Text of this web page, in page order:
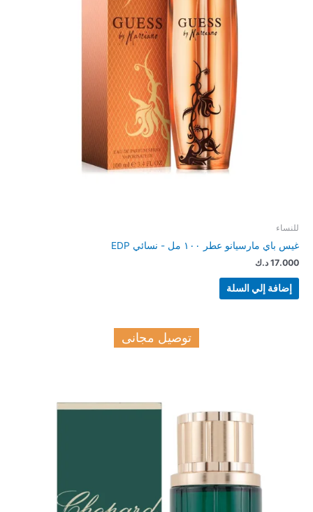
للنساء
غيس باي مارسيانو عطر ١٠٠ مل - نسائي EDP
17.000 د.ك
إضافة إلي السلة
توصيل مجانى